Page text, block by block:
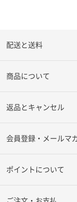
配送と送料
商品について
返品とキャンセル
会員登録・メールマ
ポイントについて